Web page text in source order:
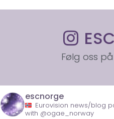
Følg oss
escnorge
Eurovision news/blog
with @ogae_norway